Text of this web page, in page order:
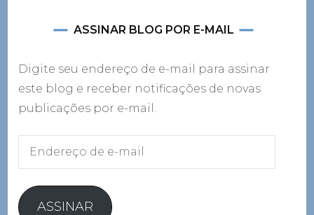
ASSINAR BLOG POR E-MAIL
Digite seu endereço de e-mail para assinar
este blog e receber notificações de novas
publicações por e-mail.
Endereço
mailASSINAR